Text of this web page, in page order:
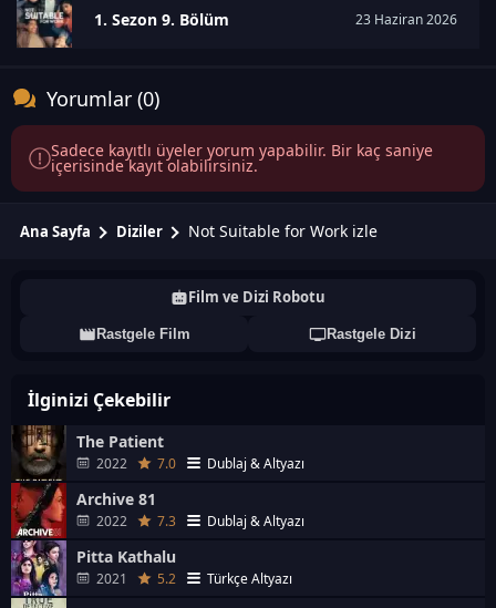
1. Sezon 9. Bölüm 23 Haziran 2026
Yorumlar (0)
Sadece kayıtlı üyeler yorum yapabilir. Bir kaç saniye
içerisinde kayıt olabilirsiniz.
Ana Sayfa Diziler Not Suitable for Work izle
Film ve Dizi Robotu
Rastgele Film Rastgele Dizi
İlginizi Çekebilir
The Patient
2022 7.0 Dublaj & Altyazı
Archive 81
2022 7.3 Dublaj & Altyazı
Pitta Kathalu
2021 5.2 Türkçe Altyazı